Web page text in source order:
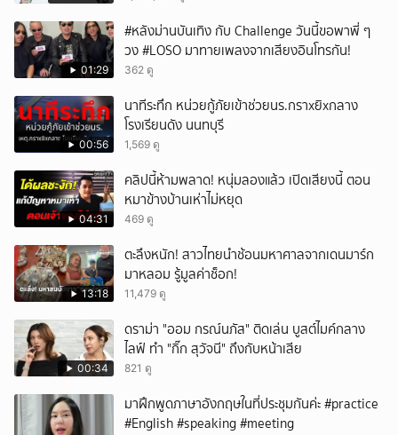
01:29
#หลังม่านบันเทิง กับ Challenge วันนี้ขอพาพี่ ๆ
วง #LOSO มาทายเพลงจากเสียงอินโทรกัน!
362 ดู
00:56
นาทีระทึก หน่วยกู้ภัยเข้าช่วยนร.กราxยิxกลาง
โรงเรียนดัง นนทบุรี
1,569 ดู
04:31
คลิปนี้ห้ามพลาด! หนุ่มลองแล้ว เปิดเสียงนี้ ตอน
หมาข้างบ้านเห่าไม่หยุด
469 ดู
13:18
ตะลึงหนัก! สาวไทยนำช้อนมหาศาลจากเดนมาร์ก
มาหลอม รู้มูลค่าช็อก!
11,479 ดู
00:34
ดราม่า "ออม กรณ์นภัส" ติดเล่น บูสต์ไมค์กลาง
ไลฟ์ ทำ "กิ๊ก สุวัจนี" ถึงกับหน้าเสีย
821 ดู
มาฝึกพูดภาษาอังกฤษในที่ประชุมกันค่ะ #practice
#English #speaking #meeting